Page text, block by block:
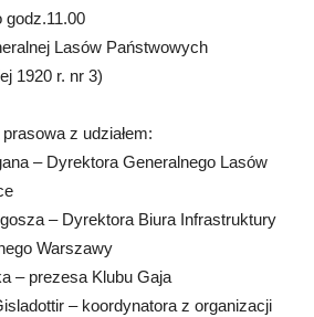
godz.11.00
Lasów Państwowych
1920 r. nr 3)
z udziałem:
Generalnego Lasów
Dyrektora Biura Infrastruktury
Warszawy
Klubu Gaja
– koordynatora z organizacji